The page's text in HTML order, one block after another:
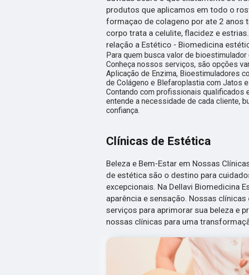
produtos que aplicamos em todo o
formaçao de colageno por ate 2 anos
corpo trata a celulite, flacidez e
relação a Estético - Biomedicina
Para quem busca valor de
Conheça nossos serviços, são opções
Aplicação de Enzima, Bioestimuladores
de Colágeno e Blefaroplastia com Jatos
Contando com profissionais qualificados
entende a necessidade de cada cliente,
confiança.
Clínicas de Estética
Beleza e Bem-Estar em Nossas
de estética são o destino para
excepcionais. Na Dellavi Biomedicina
aparência e sensação. Nossas
serviços para aprimorar sua beleza e
nossas clínicas para uma